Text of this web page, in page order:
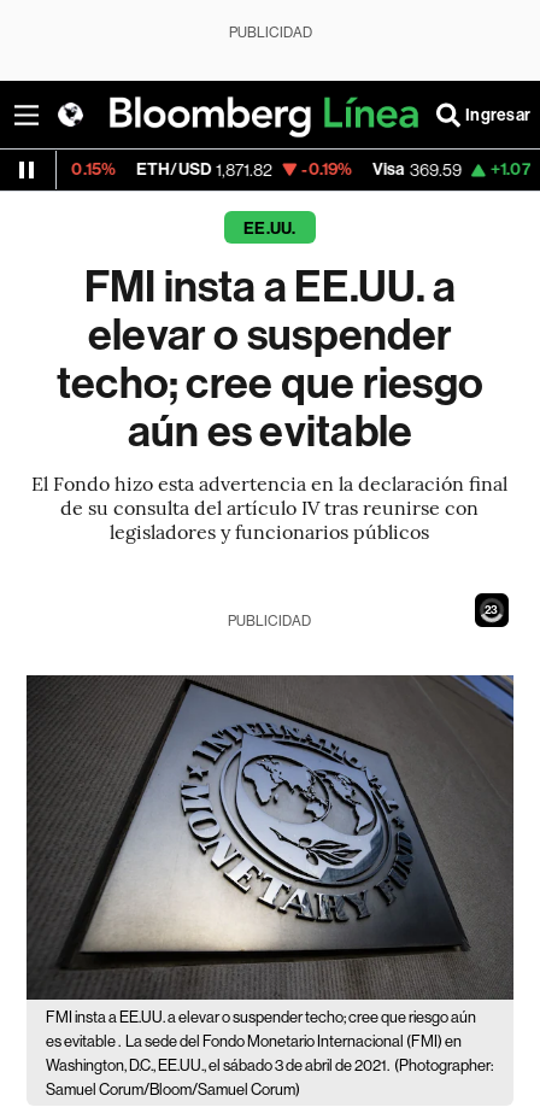
PUBLICIDAD
Ingresar
ETH/USD 1,871.82 -0.19% Visa 369.59 +1.07%
EE.UU.
FMI insta a EE.UU. a
elevar o suspender
techo; cree que riesgo
aún es evitable
El Fondo hizo esta advertencia en la declaración final
de su consulta del artículo IV tras reunirse con
legisladores y funcionarios públicos
22
PUBLICIDAD
FMI insta a EE.UU. a elevar o suspender techo; cree que riesgo aún
es evitable .
La sede del Fondo Monetario Internacional (FMI) en
Washington, D.C., EE.UU., el sábado 3 de abril de 2021. (Photographer:
Samuel Corum/Bloom/Samuel Corum)